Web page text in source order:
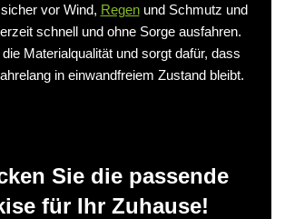
vor Wind, Regenund Schmutz und
schnell und ohne Sorge ausfahren.
Materialqualität und sorgt dafür, dass
in einwandfreiem Zustand bleibt.
Sie die passende
für Ihr Zuhause!